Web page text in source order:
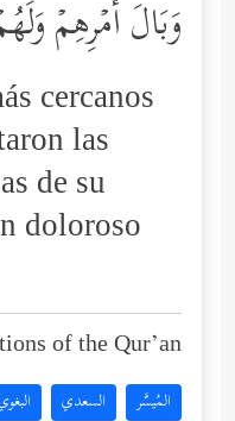
وَبَالَ أَمۡرِهِمۡ
cercanos
las
de su
doloroso
of the Qur’an:
المُيسَّر السعدي